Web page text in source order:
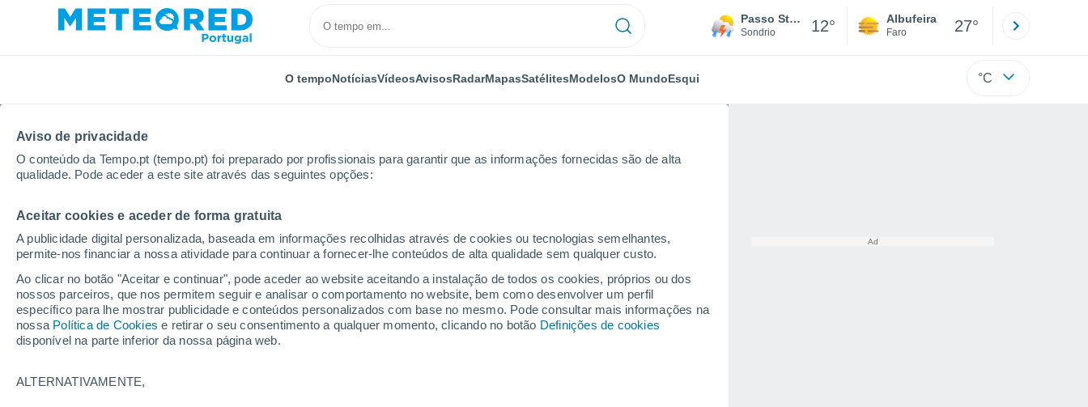
Aviso de privacidade
O conteúdo da Tempo.pt (tempo.pt) foi preparado por profissionais para garantir que as informações fornecidas são de alta
qualidade. Pode aceder a este site através das seguintes opções:
Aceitar cookies e aceder de forma gratuita
A publicidade digital personalizada, baseada em informações recolhidas através de cookies ou tecnologias semelhantes,
permite-nos financiar a nossa atividade para continuar a fornecer-lhe conteúdos de alta qualidade sem qualquer custo.
Ao clicar no botão "Aceitar e continuar", pode aceder ao website aceitando a instalação de todos os cookies, próprios ou dos
nossos parceiros, que nos permitem seguir e analisar o comportamento no website, bem como desenvolver um perfil
específico para lhe mostrar publicidade e conteúdos personalizados com base no mesmo. Pode consultar mais informações na
nossa Política de Cookies e retirar o seu consentimento a qualquer momento, clicando no botão Definições de cookies
disponível na parte inferior da nossa página web.
ALTERNATIVAMENTE,
Passo Stelvio
Sondrio 12° Albufeira
Faro 27°
O tempoNotíciasVídeosAvisosRadarMapasSatélitesModelosO MundoEsqui °C
Início Itália Província de Sondrio
Passo Stelvio
30/05/2026
Hoje
8 Ago.
Amanhã
9 Ago.
Segunda
10 Ago.